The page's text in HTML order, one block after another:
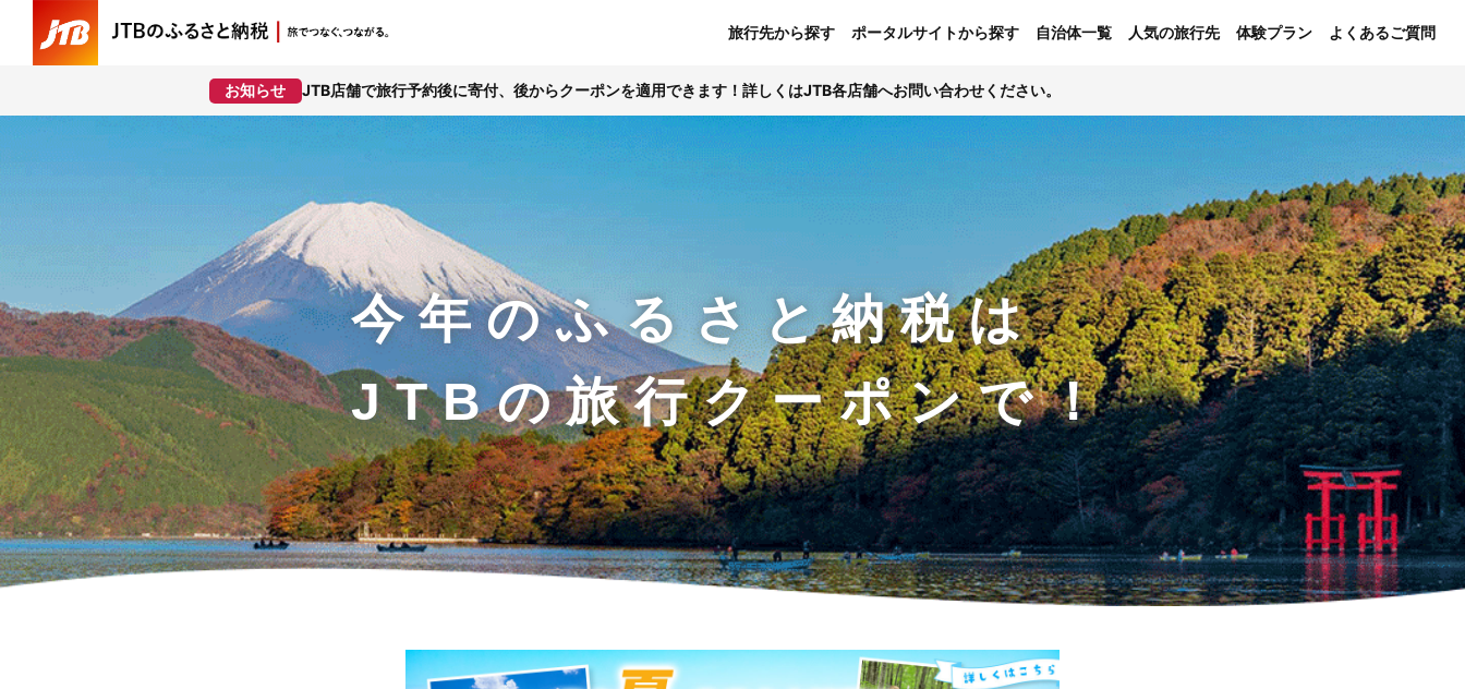
旅行先から探す ポータルサイトから探す 自治体一覧 人気の旅行先 体験プラン よくあるご質問
お知らせ JTB店舗で旅行予約後に寄付、後からクーポンを適用できます！詳しくはJTB各店舗へお問い合わせください。
今年のふるさと納税は
JTBの旅行クーポンで！